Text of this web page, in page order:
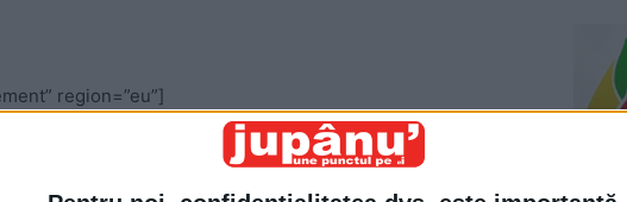
region=”eu”]